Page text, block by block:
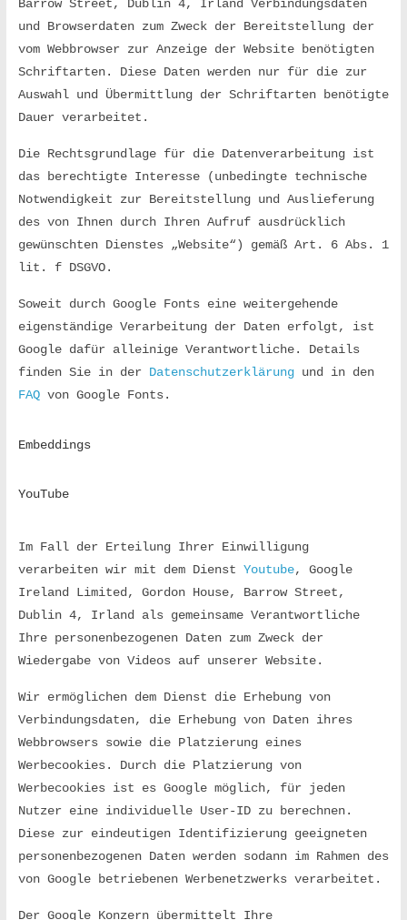
r
ä
u
m
e
n
d
e
W
e
g
f
r
e
i
Barrow Street, Dublin 4, Irland Verbindungsdaten
und Browserdaten zum Zweck der Bereitstellung der
vom Webbrowser zur Anzeige der Website benötigten
Schriftarten. Diese Daten werden nur für die zur
Auswahl und Übermittlung der Schriftarten benötigte
Dauer verarbeitet.
Die Rechtsgrundlage für die Datenverarbeitung ist
das berechtigte Interesse (unbedingte technische
Notwendigkeit zur Bereitstellung und Auslieferung
des von Ihnen durch Ihren Aufruf ausdrücklich
gewünschten Dienstes „Website“) gemäß Art. 6 Abs. 1
lit. f DSGVO.
Soweit durch Google Fonts eine weitergehende
eigenständige Verarbeitung der Daten erfolgt, ist
Google dafür alleinige Verantwortliche. Details
finden Sie in der Datenschutzerklärung
und in den
FAQ von Google Fonts.
Embeddings
YouTube
Im Fall der Erteilung Ihrer Einwilligung
verarbeiten wir mit dem Dienst Youtube, Google
Ireland Limited, Gordon House, Barrow Street,
Dublin 4, Irland als gemeinsame Verantwortliche
Ihre personenbezogenen Daten zum Zweck der
Wiedergabe von Videos auf unserer Website.
Wir ermöglichen dem Dienst die Erhebung von
Verbindungsdaten, die Erhebung von Daten ihres
Webbrowsers sowie die Platzierung eines
Werbecookies. Durch die Platzierung von
Werbecookies ist es Google möglich, für jeden
Nutzer eine individuelle User-ID zu berechnen.
Diese zur eindeutigen Identifizierung geeigneten
personenbezogenen Daten werden sodann im Rahmen des
von Google betriebenen Werbenetzwerks verarbeitet.
Der Google Konzern übermittelt Ihre